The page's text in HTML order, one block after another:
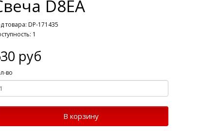
D8EA
товара: DP-171435
1
руб
во
В корзину